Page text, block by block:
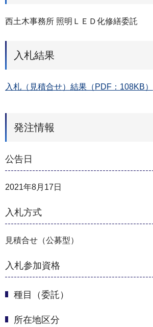
西土木事務所 照明ＬＥＤ化修繕委託
入札結果
入札（見積合せ）結果（PDF：108KB）
発注情報
公告日
2021年8月17日
入札方式
見積合せ（公募型）
入札参加資格
種目（委託）
所在地区分